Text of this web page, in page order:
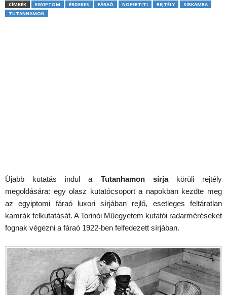
CÍMKÉK EGYIPTOM ÉRDEKES FÁRAÓ NOFERTITI REJTÉLY
SÍRKAMRA
TUTANHAMON
Újabb kutatás indul a Tutanhamon sírjakörüli rejtély
megoldására: egy olasz kutatócsoport a napokban kezdte meg
az egyiptomi fáraó luxori sírjában rejlő, esetleges feltáratlan
kamrák felkutatását. A Torinói Műegyetem kutatói radarméréseket
fognak végezni a fáraó 1922-ben felfedezett sírjában.